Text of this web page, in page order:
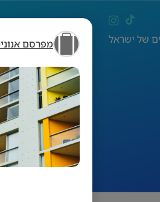
מפרסם של ישראל